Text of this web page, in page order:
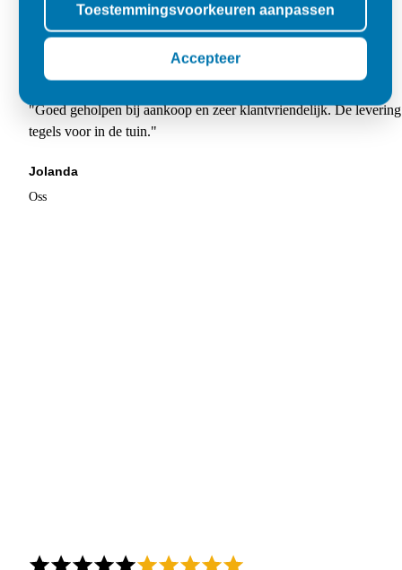
Super
"Goed geholpen bij aankoop en zeer klantvriendelijk. De
tegels voor in de tuin."
Jolanda
Oss
Toestemmingsvoorkeuren aanpassen
Accepteer